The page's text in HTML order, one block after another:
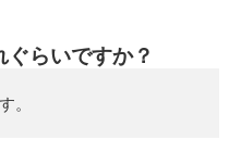
らいですか？
。